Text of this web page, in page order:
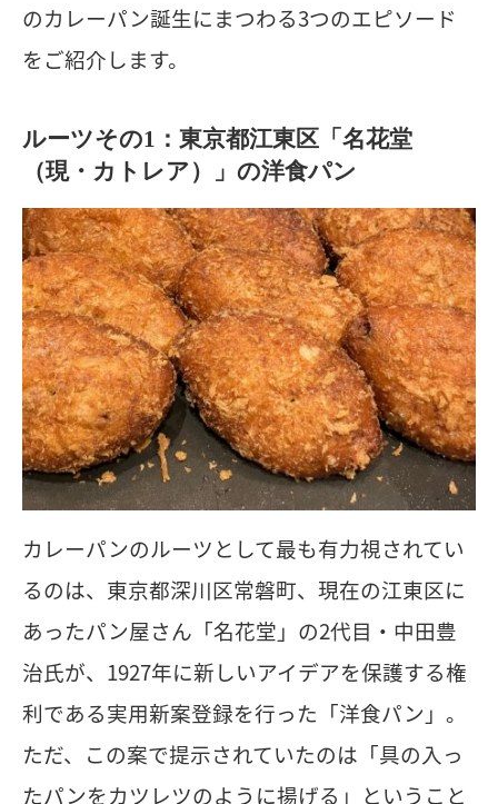
のカレーパン誕生にまつわる3つのエピソード
をご紹介します。
ルーツその1：東京都江東区「名花堂
（現・カトレア）」の洋食パン
カレーパンのルーツとして最も有力視されてい
るのは、東京都深川区常磐町、現在の江東区に
あったパン屋さん「名花堂」の2代目・中田豊
治氏が、1927年に新しいアイデアを保護する権
利である実用新案登録を行った「洋食パン」。
ただ、この案で提示されていたのは「具の入っ
たパンをカツレツのように揚げる」ということ